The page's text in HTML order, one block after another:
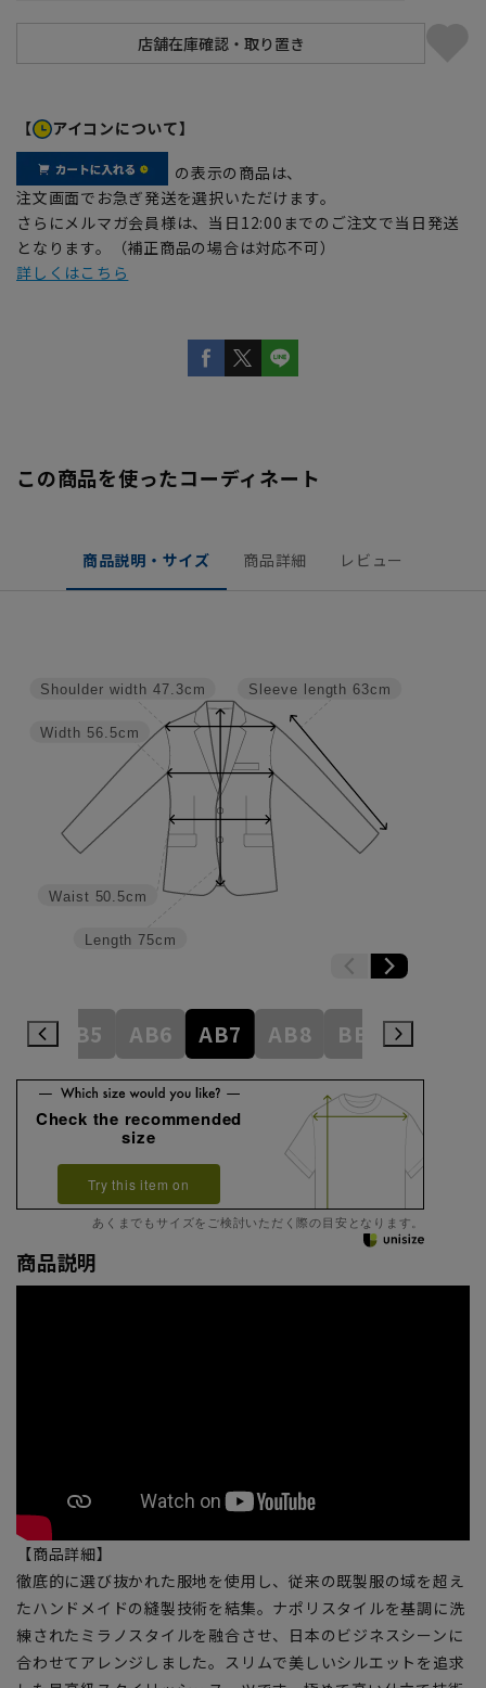
【 アイコンについて】
の表示の商品は、
注文画面でお急ぎ発送を選択いただけます。
さらにメルマガ会員様は、当日12:00までのご注文で当日発送
となります。（補正商品の場合は対応不可）
詳しくはこちら
この商品を使ったコーディネート
商品説明・サイズ 商品詳細 レビュー
Sleeve length 63cm
Length 75cm
Waist 50.5cm
Width 56.5cm
Shoulder width 47.3cm
AB5 AB6 AB7 AB8 BE3 BE4
Check the recommended
size
Try this item on
あくまでもサイズをご検討いただく際の目安となります。
商品説明
【商品詳細】
徹底的に選び抜かれた服地を使用し、従来の既製服の域を超え
たハンドメイドの縫製技術を結集。ナポリスタイルを基調に洗
練されたミラノスタイルを融合させ、日本のビジネスシーンに
合わせてアレンジしました。スリムで美しいシルエットを追求